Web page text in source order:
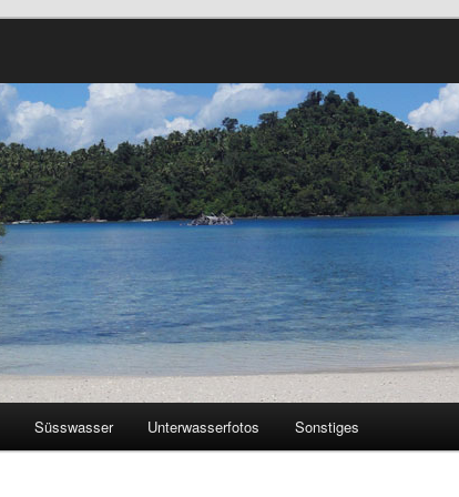
Süsswasser Unterwasserfotos Sonstiges